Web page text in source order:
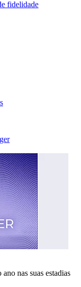
fidelidade
nas suas estadias